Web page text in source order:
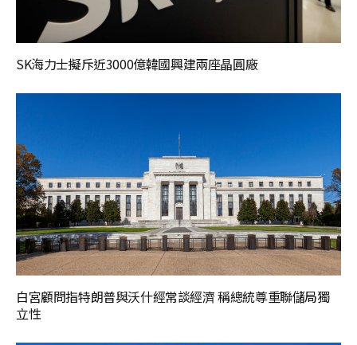
SK海力士擬斥近3000億韓國興建兩座晶圓廠
白宮顧問指特朗普與沃什經常談經濟 稱總統尊重聯儲局獨
立性